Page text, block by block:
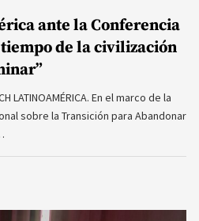
ante la Conferencia
de la civilización
LATINOAMÉRICA. En el marco de la
sobre la Transición para Abandonar